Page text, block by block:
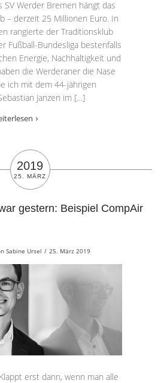
SV Werder Bremen hängt das
– derzeit 25 Millionen Euro. In
rangierte der Traditionsklub
Fußball-Bundesliga bestenfalls
Energie, Nachhaltigkeit und
die Werderaner die Nase
ich mit dem 44-jährigen
Janzen im […]
2019
25. MÄRZ
gestern: Beispiel CompAir
Sabine Ursel / 25. März 2019
erst dann, wenn man alle